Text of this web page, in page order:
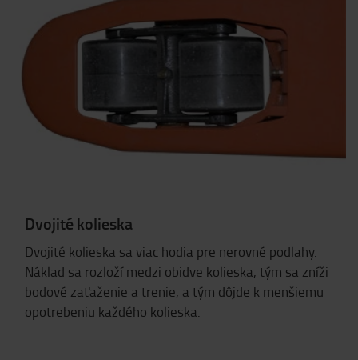
Dvojité kolieska
Dvojité kolieska sa viac hodia pre nerovné podlahy.
Náklad sa rozloží medzi obidve kolieska, tým sa zníži
bodové zaťaženie a trenie, a tým dôjde k menšiemu
opotrebeniu každého kolieska.